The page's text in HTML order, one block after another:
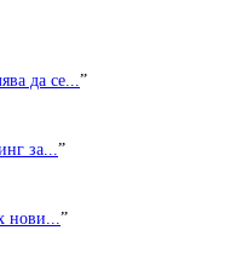
да се...”
за... ”
нови... ”